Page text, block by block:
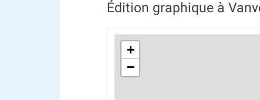
Édition graphique à
+
−